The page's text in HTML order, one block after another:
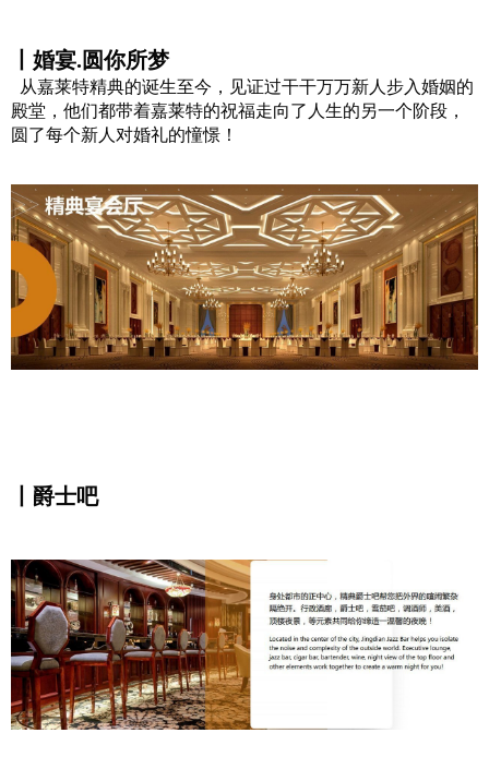
丨婚宴.圆你所梦
从嘉莱特精典的诞生至今，见证过干干万万新人步入婚姻的
殿堂，他们都带着嘉莱特的祝福走向了人生的另一个阶段，
圆了每个新人对婚礼的憧憬！
丨爵士吧